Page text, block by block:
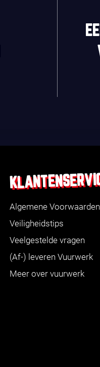
Algemene Voorwaarden
Veiligheidstips
Veelgestelde vragen
(Af-) leveren Vuurwerk
Meer over vuurwerk